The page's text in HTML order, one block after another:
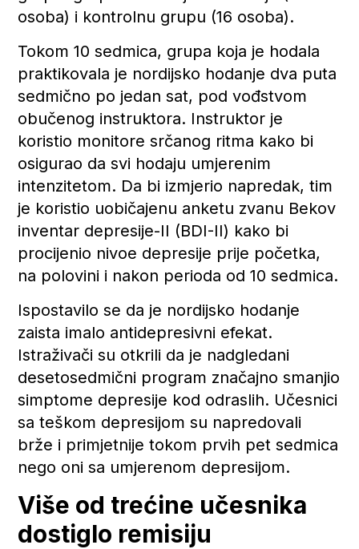
osoba) i kontrolnu grupu (16 osoba).
Tokom 10 sedmica, grupa koja je hodala
praktikovala je nordijsko hodanje dva puta
sedmično po jedan sat, pod vođstvom
obučenog instruktora. Instruktor je
koristio monitore srčanog ritma kako bi
osigurao da svi hodaju umjerenim
intenzitetom. Da bi izmjerio napredak, tim
je koristio uobičajenu anketu zvanu Bekov
inventar depresije-II (BDI-II) kako bi
procijenio nivoe depresije prije početka,
na polovini i nakon perioda od 10 sedmica.
Ispostavilo se da je nordijsko hodanje
zaista imalo antidepresivni efekat.
Istraživači su otkrili da je nadgledani
desetosedmični program značajno smanjio
simptome depresije kod odraslih. Učesnici
sa teškom depresijom su napredovali
brže i primjetnije tokom prvih pet sedmica
nego oni sa umjerenom depresijom.
Više od trećine učesnika
dostiglo remisiju